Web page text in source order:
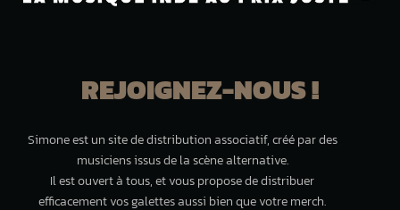
REJOIGNEZ-NOUS !
Simone est un site de distribution associatif, créé par des
musiciens issus de la scène alternative.
Il est ouvert à tous, et vous propose de distribuer
efficacement vos galettes aussi bien que votre merch.